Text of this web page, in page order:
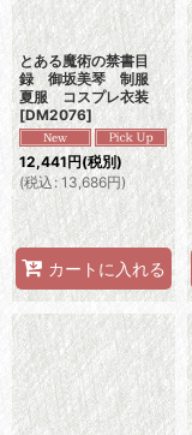
とある魔術の禁書目
録 御坂美琴 制服
夏服 コスプレ衣装
[DM2076]
12,441円(税別)
(税込: 13,686円)
カートに入れる